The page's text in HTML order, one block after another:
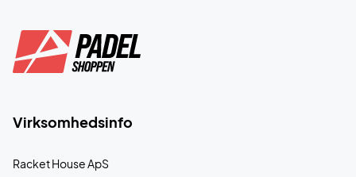
Virksomhedsinfo
Racket House ApS